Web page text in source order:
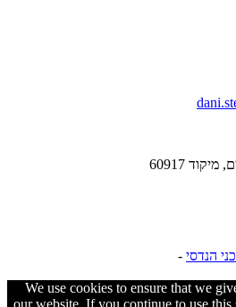
הנדסי -
We use cookies to ensure that we
our website. If you continue to use